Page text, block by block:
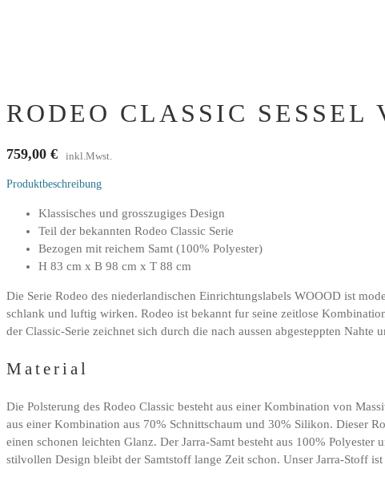
RODEO CLASSIC SESSEL
759,00 € inkl.Mwst.
Produktbeschreibung
Klassisches und grosszugiges Design
Teil der bekannten Rodeo Classic Serie
Bezogen mit reichem Samt (100% Polyester)
H 83 cm x B 98 cm x T 88 cm
Die Serie Rodeo des niederlandischen Einrichtungslabels WOOOD ist
schlank und luftig wirken. Rodeo ist bekannt fur seine zeitlose
der Classic-Serie zeichnet sich durch die nach aussen abgesteppten Nahte
Material
Die Polsterung des Rodeo Classic besteht aus einer Kombination von
aus einer Kombination aus 70% Schnittschaum und 30% Silikon. Dieser
einen schonen leichten Glanz. Der Jarra-Samt besteht aus 100%
stilvollen Design bleibt der Samtstoff lange Zeit schon. Unser Jarra-Stoff